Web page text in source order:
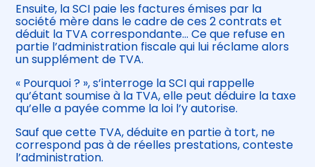
Ensuite, la SCI paie les factures émises par la
société mère dans le cadre de ces 2 contrats et
déduit la TVA correspondante… Ce que refuse en
partie l’administration fiscale qui lui réclame alors
un supplément de TVA.
« Pourquoi ? », s’interroge la SCI qui rappelle
qu’étant soumise à la TVA, elle peut déduire la taxe
qu’elle a payée comme la loi l’y autorise.
Sauf que cette TVA, déduite en partie à tort, ne
correspond pas à de réelles prestations, conteste
l’administration.